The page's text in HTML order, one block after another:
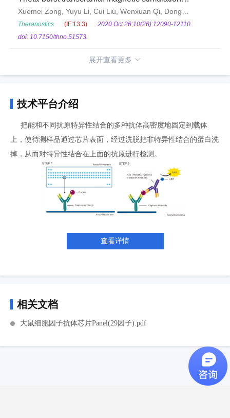
promotes stroke recovery by vascular protection and
neovascularization
Xuemei Zong, Yuyu Li, Cui Liu, Wenxuan Qi, Dong
Han, Lorelei Tucker, Yan Dong, Shuqun Hu, Xianliang
Yan, Quanguang Zhang
Theranostics (IF:13.3)
2020 Oct 26;10(26):12090-12110.
doi: 10.7150/thno.51573.
展开查看更多
技术平台介绍
把能和不同抗原特异性结合的多种抗体高密度地固定到载体
上，使待测样品通过芯片表面，经过洗脱把非特异性结合的蛋白洗
掉，从而对特异性结合在上面的抗原进行检测。
查看详情
相关文档
大鼠细胞因子抗体芯片Panel(29因子).pdf